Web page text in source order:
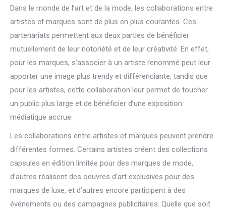
Dans le monde de l’art et de la mode, les collaborations entre
artistes et marques sont de plus en plus courantes. Ces
partenariats permettent aux deux parties de bénéficier
mutuellement de leur notoriété et de leur créativité. En effet,
pour les marques, s’associer à un artiste renommé peut leur
apporter une image plus trendy et différenciante, tandis que
pour les artistes, cette collaboration leur permet de toucher
un public plus large et de bénéficier d’une exposition
médiatique accrue.
Les collaborations entre artistes et marques peuvent prendre
différentes formes. Certains artistes créent des collections
capsules en édition limitée pour des marques de mode,
d’autres réalisent des oeuvres d’art exclusives pour des
marques de luxe, et d’autres encore participent à des
événements ou des campagnes publicitaires. Quelle que soit